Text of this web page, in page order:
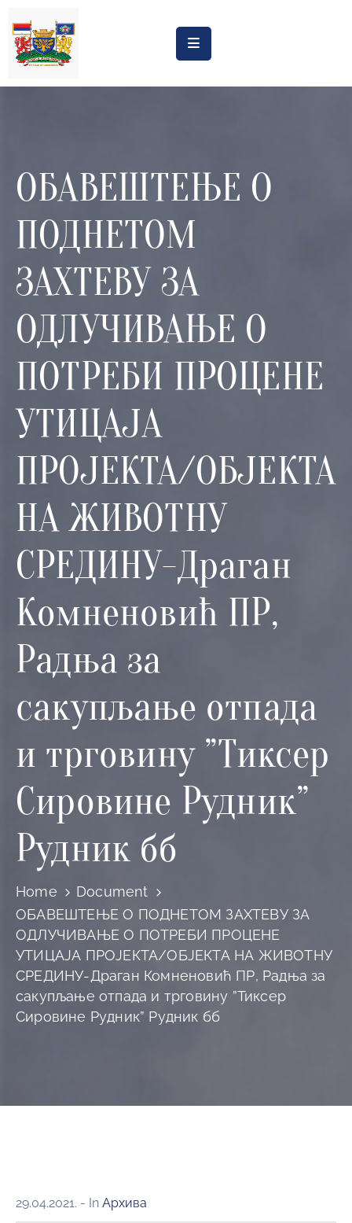
Насловна
Процена
утицаја
Регистри
Катастар
дивљих
Планови
програми
Мониторнинг
природе
Едукација
ОБАВЕШТЕЊЕ О
ПОДНЕТОМ
ЗАХТЕВУ ЗА
ОДЛУЧИВАЊЕ О
ПОТРЕБИ ПРОЦЕНЕ
УТИЦАЈА
ПРОЈЕКТА/ОБЈЕКТА
НА ЖИВОТНУ
СРЕДИНУ-Драган
Комненовић ПР,
Радња за
сакупљање отпада
и трговину ”Тиксер
Сировине Рудник”
Рудник бб
Home
Document
ОБАВЕШТЕЊЕ О ПОДНЕТОМ ЗАХТЕВУ ЗА
ОДЛУЧИВАЊЕ О ПОТРЕБИ ПРОЦЕНЕ
УТИЦАЈА ПРОЈЕКТА/ОБЈЕКТА НА ЖИВОТНУ
СРЕДИНУ-Драган Комненовић ПР, Радња за
сакупљање отпада и трговину ”Тиксер
Сировине Рудник” Рудник бб
29.04.2021. - In Архива